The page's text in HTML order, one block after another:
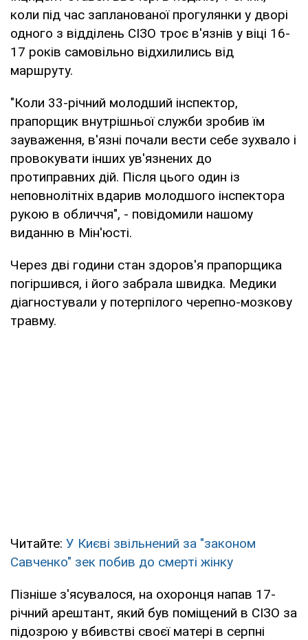
коли під час запланованої прогулянки у дворі
одного з відділень СІЗО троє в'язнів у віці 16-
17 років самовільно відхилились від
маршруту.
"Коли 33-річний молодший інспектор,
прапорщик внутрішньої служби зробив їм
зауваження, в'язні почали вести себе зухвало і
провокувати інших ув'язнених до
протиправних дій. Після цього один із
неповнолітніх вдарив молодшого інспектора
рукою в обличчя", - повідомили нашому
виданню в Мін'юсті.
Через дві години стан здоров'я прапорщика
погіршився, і його забрала швидка. Медики
діагностували у потерпілого черепно-мозкову
травму.
Читайте: У Києві звільнений за "законом
Савченко" зек побив до смерті жінку
Пізніше з'ясувалося, на охоронця напав 17-
річний арештант, який був поміщений в СІЗО за
підозрою у вбивстві своєї матері в серпні